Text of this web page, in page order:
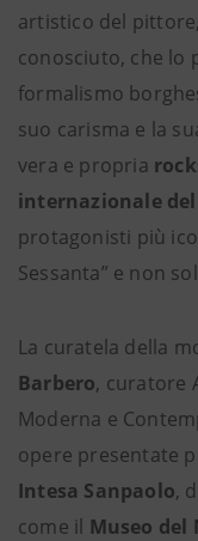
artistico del
conosciuto, che lo
formalismo
suo carisma e la
vera e propria
internazionale del
protagonisti più
Sessanta” e non
La curatela della
Barbero, curatore
Moderna e
opere presentate
Intesa Sanpaolo,
come il Museo del